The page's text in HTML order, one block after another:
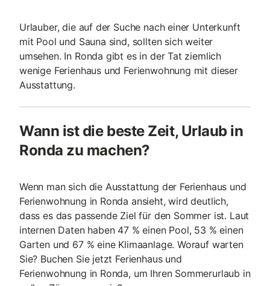
Urlauber, die auf der Suche nach einer Unterkunft
mit Pool und Sauna sind, sollten sich weiter
umsehen. In Ronda gibt es in der Tat ziemlich
wenige Ferienhaus und Ferienwohnung mit dieser
Ausstattung.
Wann ist die beste Zeit, Urlaub in
Ronda zu machen?
Wenn man sich die Ausstattung der Ferienhaus und
Ferienwohnung in Ronda ansieht, wird deutlich,
dass es das passende Ziel für den Sommer ist. Laut
internen Daten haben 47 % einen Pool, 53 % einen
Garten und 67 % eine Klimaanlage. Worauf warten
Sie? Buchen Sie jetzt Ferienhaus und
Ferienwohnung in Ronda, um Ihren Sommerurlaub in